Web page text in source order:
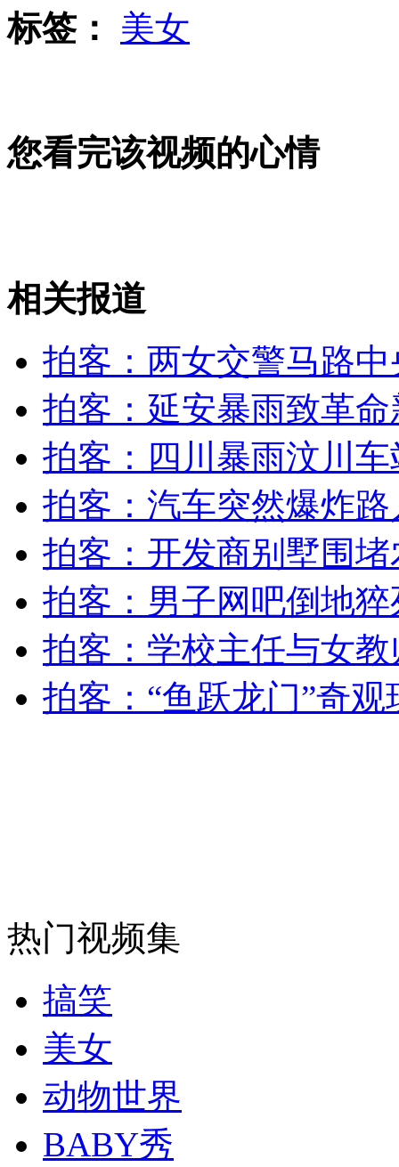
日本：拟强化自卫队海军陆战队功能
女孩北京地铁殴打老人 痛下狠手拳打脚踢
无痛分娩是否安全 医生回应
外交部：有关国家言论片面不公正
安徽一实载49人客车翻车
司机酒驾遇交警 急速倒车逃窜
标签：
美女
您看完该视频的心情
相关报道
拍客：两女交警马路
拍客：延安暴雨致革
拍客：四川暴雨汶川
拍客：汽车突然爆炸路
拍客：开发商别墅围
拍客：男子网吧倒地
拍客：学校主任与女
拍客：“鱼跃龙门”奇
热门视频集
搞笑
美女
动物世界
BABY秀